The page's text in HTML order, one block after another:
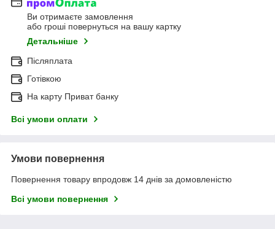
Ви отримаєте замовлення
або гроші повернуться на вашу картку
Детальніше
Післяплата
Готівкою
На карту Приват банку
Всі умови оплати
Умови повернення
Повернення товару впродовж 14 днів за домовленістю
Всі умови повернення